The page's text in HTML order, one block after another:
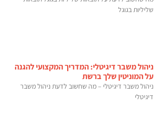
שליליות בגוגל
ניהול משבר דיגיטלי: המדריך המקצועי להגנה
על המוניטין שלך ברשת
ניהול משבר דיגיטלי – מה שחשוב לדעת ניהול משבר
דיגיטלי